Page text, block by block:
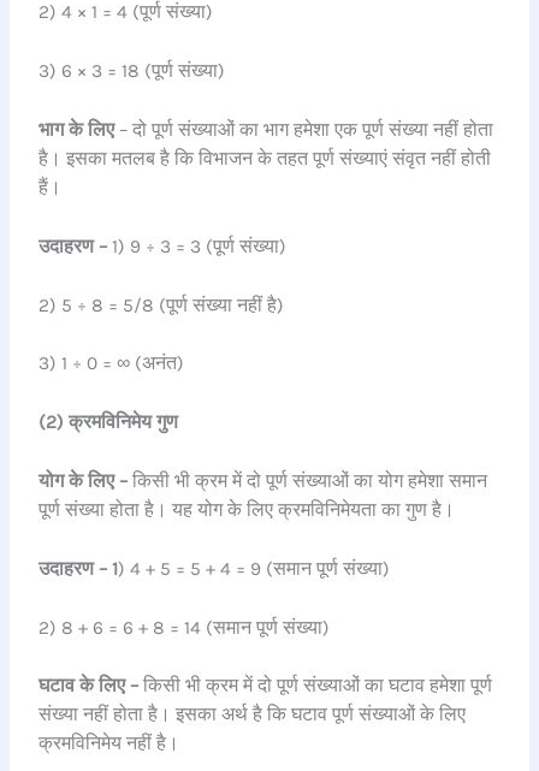
2) 4 × 1 = 4 (पूर्ण संख्या)
3) 6 × 3 = 18 (पूर्ण संख्या)
भाग के लिए– दो पूर्ण संख्याओं का भाग हमेशा एक पूर्ण संख्या नहीं होता
है। इसका मतलब है कि विभाजन के तहत पूर्ण संख्याएं संवृत नहीं होती
हैं।
उदाहरण –1) 9 ÷ 3 = 3 (पूर्ण संख्या)
2) 5 ÷ 8 = 5/8 (पूर्ण संख्या नहीं है)
3) 1 ÷ 0 = ∞ (अनंत)
(2) क्रमविनिमेय गुण
योग के लिए – किसी भी क्रम में दो पूर्ण संख्याओं का योग हमेशा समान
पूर्ण संख्या होता है। यह योग के लिए क्रमविनिमेयता का गुण है।
उदाहरण – 1) 4 + 5 = 5 + 4 = 9 (समान पूर्ण संख्या)
2) 8 + 6 = 6 + 8 = 14 (समान पूर्ण संख्या)
घटाव के लिए – किसी भी क्रम में दो पूर्ण संख्याओं का घटाव हमेशा पूर्ण
संख्या नहीं होता है। इसका अर्थ है कि घटाव पूर्ण संख्याओं के लिए
क्रमविनिमेय नहीं है।